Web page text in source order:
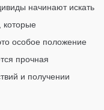
начинают искать
которые
особое положение
прочная
и получении